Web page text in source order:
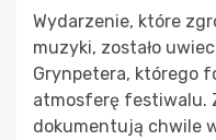
Wydarzenie, które
muzyki, zostało
Grynpetera, którego
atmosferę festiwalu.
dokumentują chwile